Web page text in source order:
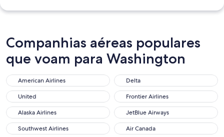
Companhias aéreas populares
que voam para Washington
American Airlines
American Airlines Delta
Delta
United
United Frontier Airlines
Frontier Airlines
Alaska Airlines
Alaska Airlines JetBlue Airways
JetBlue Airways
Southwest Airlines
Southwest Airlines Air Canada
Air Canada